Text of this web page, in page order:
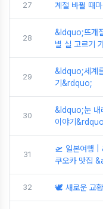
27 계절 바뀔 때
28
&ldquo;뜨개
별 실 고르기
29
&ldquo;세계
기&rdquo;
30
&ldquo;눈 내
이야기
31
🛫 일본여행 |
쿠오카 맛집
32 🕊️ 새로운 교